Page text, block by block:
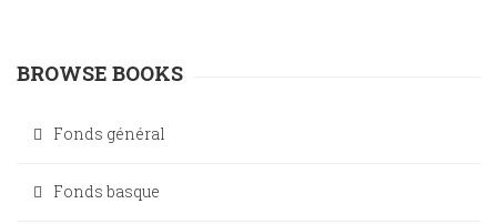
BROWSE BOOKS
Fonds général
Fonds basque